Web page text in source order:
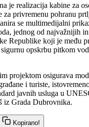
je realizacija kabine za
za privremenu pohranu
se multimedijalni
jednog od najvažnijih
Republike koji je među
opskrbu pitkom
projektom osigurava
i turiste,
javnih usluga u
iz Grada Dubrovnika.
Kopirano!